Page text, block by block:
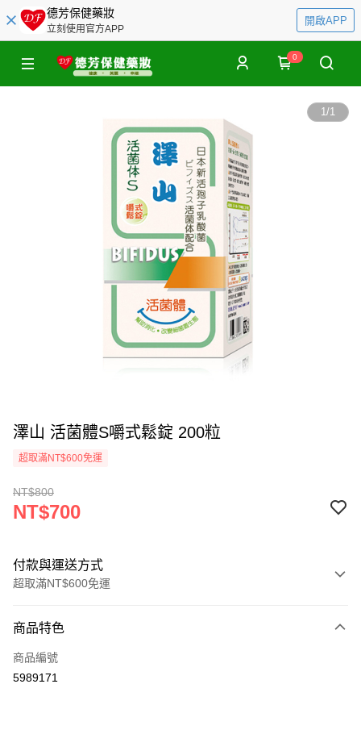
德芳保健藥妝
立刻使用官方APP
開啟APP
0
1/1
澤山 活菌體S嚼式鬆錠 200粒
超取滿NT$600免運
NT$800
NT$700
付款與運送方式
超取滿NT$600免運
信用卡一次付款
超商取貨付款
商品特色
商品編號
5989171